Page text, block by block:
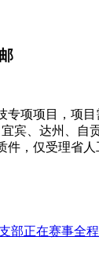
项目，项目
宾、达州、
，仅受理省
部正在赛事全